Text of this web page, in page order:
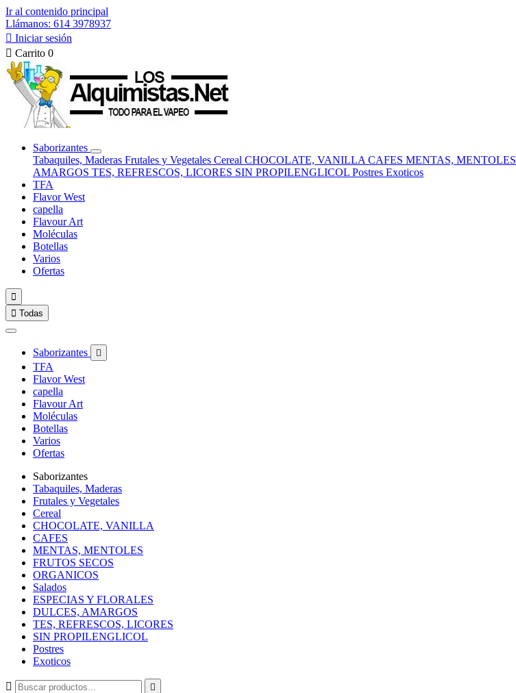
Ir al contenido principal
Llámanos: 614 3978937
 Iniciar sesión
 Carrito 0
Saborizantes
Tabaquiles, Maderas Frutales y Vegetales Cereal CHOCOLATE, VANILLA CAFES MENTAS, MENTOLES
AMARGOS TES, REFRESCOS, LICORES SIN PROPILENGLICOL Postres Exoticos
TFA
Flavor West
capella
Flavour Art
Moléculas
Botellas
Varios
Ofertas

 Todas
Saborizantes 
TFA
Flavor West
capella
Flavour Art
Moléculas
Botellas
Varios
Ofertas
Saborizantes
Tabaquiles, Maderas
Frutales y Vegetales
Cereal
CHOCOLATE, VANILLA
CAFES
MENTAS, MENTOLES
FRUTOS SECOS
ORGANICOS
Salados
ESPECIAS Y FLORALES
DULCES, AMARGOS
TES, REFRESCOS, LICORES
SIN PROPILENGLICOL
Postres
Exoticos
 